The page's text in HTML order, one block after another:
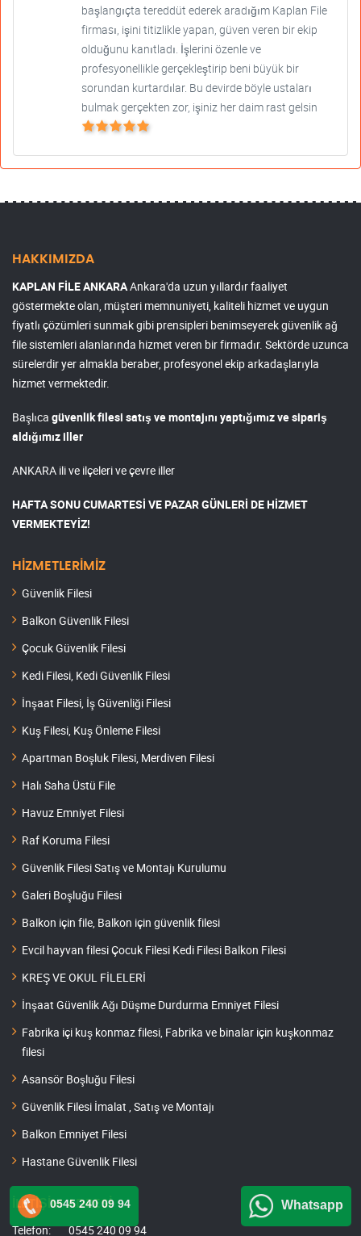
başlangıçta tereddüt ederek aradığım Kaplan File
firması, işini titizlikle yapan, güven veren bir ekip
olduğunu kanıtladı. İşlerini özenle ve
profesyonellikle gerçekleştirip beni büyük bir
sorundan kurtardılar. Bu devirde böyle ustaları
bulmak gerçekten zor, işiniz her daim rast gelsin
HAKKIMIZDA
KAPLAN FİLE ANKARAAnkara'da uzun yıllardır faaliyet
göstermekte olan, müşteri memnuniyeti, kaliteli hizmet ve uygun
fiyatlı çözümleri sunmak gibi prensipleri benimseyerek güvenlik ağ
file sistemleri alanlarında hizmet veren bir firmadır. Sektörde uzunca
sürelerdir yer almakla beraber, profesyonel ekip arkadaşlarıyla
hizmet vermektedir.
Başlıca güvenlik filesi satış ve montajını yaptığımız ve sipariş
aldığımız iller
ANKARA ili ve ilçeleri ve çevre iller
HAFTA SONU CUMARTESİ VE PAZAR GÜNLERİ DE HİZMET
VERMEKTEYİZ!
HİZMETLERİMİZ
Güvenlik Filesi
Balkon Güvenlik Filesi
Çocuk Güvenlik Filesi
Kedi Filesi, Kedi Güvenlik Filesi
İnşaat Filesi, İş Güvenliği Filesi
Kuş Filesi, Kuş Önleme Filesi
Apartman Boşluk Filesi, Merdiven Filesi
Halı Saha Üstü File
Havuz Emniyet Filesi
Raf Koruma Filesi
Güvenlik Filesi Satış ve Montajı Kurulumu
Galeri Boşluğu Filesi
Balkon için file, Balkon için güvenlik filesi
Evcil hayvan filesi Çocuk Filesi Kedi Filesi Balkon Filesi
KREŞ VE OKUL FİLELERİ
İnşaat Güvenlik Ağı Düşme Durdurma Emniyet Filesi
Fabrika içi kuş konmaz filesi, Fabrika ve binalar için kuşkonmaz
filesi
Asansör Boşluğu Filesi
Güvenlik Filesi İmalat , Satış ve Montajı
Balkon Emniyet Filesi
Hastane Güvenlik Filesi
İLETİŞİM ADRESİ
Telefon: 0545 240 09 94
0545 240 09 94 Whatsapp